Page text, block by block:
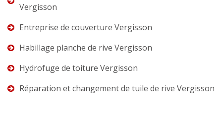
Vergisson
Entreprise de couverture Vergisson
Habillage planche de rive Vergisson
Hydrofuge de toiture Vergisson
Réparation et changement de tuile de rive Vergisson